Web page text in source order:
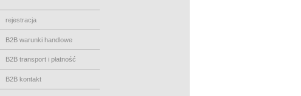
rejestracja
B2B warunki handlowe
B2B transport i płatność
B2B kontakt